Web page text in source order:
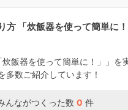
方 「炊飯器を使って簡単に
炊飯器を使って簡単に！」」を
多数ご紹介しています！
んながつくった数 0 件